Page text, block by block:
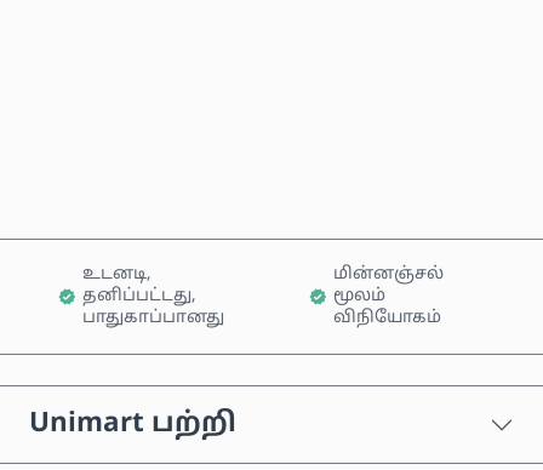
உடனடி,
தனிப்பட்டது,
பாதுகாப்பானது
மின்னஞ்சல்
மூலம்
விநியோகம்
Unimart பற்றி